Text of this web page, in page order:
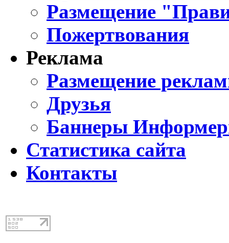
Размещение
Пожертвования
Реклама
Размещение
Друзья
Баннеры
Статистика сайта
Контакты